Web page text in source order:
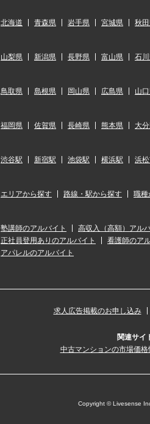
北海道 青森県 岩手県 宮城県 秋
山梨県 新潟県 長野県 富山県 石
鳥取県 島根県 岡山県 広島県 山
福岡県 佐賀県 長崎県 熊本県 大
渋谷駅 新宿駅 池袋駅 横浜駅 浜
エリアから探す 路線・駅から探す 職種
塾講師のアルバイト 高収入（高額）アル
正社員登用ありのアルバイト
看護師のア
アパレルのアルバイト
求人広告掲載のお申し込み
関連サイ
中古マンションの市場価格
Copyright © Livesense